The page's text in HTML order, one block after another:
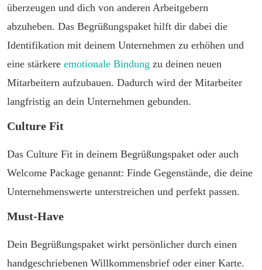
überzeugen und dich von anderen Arbeitgebern
abzuheben. Das Begrüßungspaket hilft dir dabei die
Identifikation mit deinem Unternehmen zu erhöhen und
eine stärkere emotionale Bindung zu deinen neuen
Mitarbeitern aufzubauen. Dadurch wird der Mitarbeiter
langfristig an dein Unternehmen gebunden.
Culture Fit
Das Culture Fit in deinem Begrüßungspaket oder auch
Welcome Package genannt: Finde Gegenstände, die deine
Unternehmenswerte unterstreichen und perfekt passen.
Must-Have
Dein Begrüßungspaket wirkt persönlicher durch einen
handgeschriebenen Willkommensbrief oder einer Karte.